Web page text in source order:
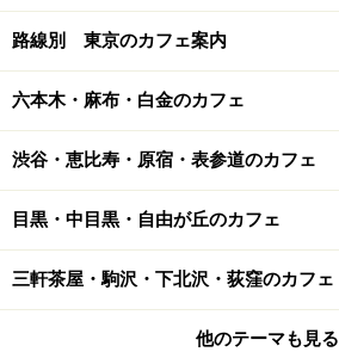
路線別 東京のカフェ案内
六本木・麻布・白金のカフェ
渋谷・恵比寿・原宿・表参道のカフェ
目黒・中目黒・自由が丘のカフェ
三軒茶屋・駒沢・下北沢・荻窪のカフェ
他のテーマも見る